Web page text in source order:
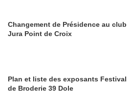
Changement de Présidence au club
Jura Point de Croix
Plan et liste des exposants Festival
de Broderie 39 Dole